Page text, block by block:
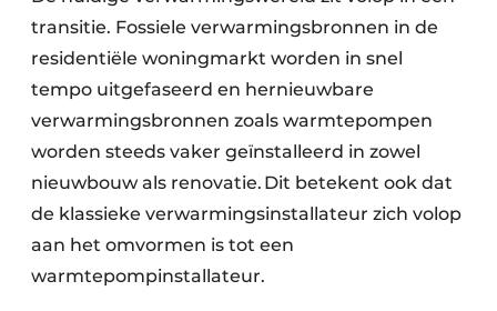
Brandbeveiliging
Ventilatie
Warmtepompen
transitie. Fossiele verwarmingsbronnen in de
residentiële woningmarkt worden in snel
tempo uitgefaseerd en hernieuwbare
verwarmingsbronnen zoals warmtepompen
worden steeds vaker geïnstalleerd in zowel
nieuwbouw als renovatie. Dit betekent ook dat
de klassieke verwarmingsinstallateur zich volop
aan het omvormen is tot een
warmtepompinstallateur.